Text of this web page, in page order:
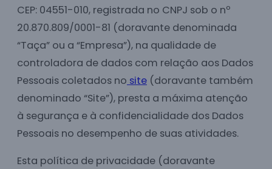
CEP: 04551-010, registrada no CNPJ sob o nº
20.870.809/0001-81 (doravante denominada
“Taça” ou a “Empresa”), na qualidade de
controladora de dados com relação aos Dados
Pessoais coletados no site (doravante também
denominado “Site”), presta a máxima atenção
à segurança e à confidencialidade dos Dados
Pessoais no desempenho de suas atividades.
Esta política de privacidade (doravante